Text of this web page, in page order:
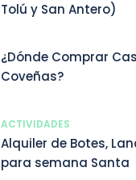
Tolú y San Antero)
¿Dónde Comprar
Coveñas?
ACTIVIDADES
Alquiler de Botes,
para semana Santa